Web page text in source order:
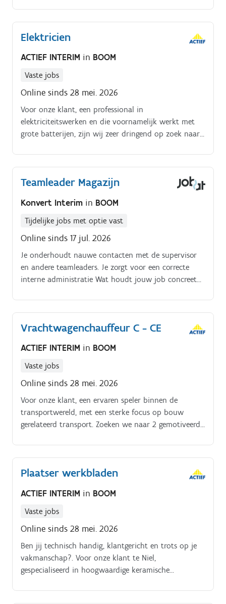
systeem, scannen en sorteren van goederen in het
magazijn.
Elektricien
ACTIEF INTERIM in BOOM
Vaste jobs
Online sinds 28 mei. 2026
Voor onze klant, een professional in
elektriciteitswerken en die voornamelijk werkt met
grote batterijen, zijn wij zeer dringend op zoek naar
Teamleader Magazijn
Konvert Interim in BOOM
Tijdelijke jobs met optie vast
Online sinds 17 jul. 2026
Je onderhoudt nauwe contacten met de supervisor
en andere teamleaders. Je zorgt voor een correcte
interne administratie Wat houdt jouw job concreet
team van ongeveer 15 magazijnmedewerkers.
Vrachtwagenchauffeur C - CE
ACTIEF INTERIM in BOOM
Vaste jobs
Online sinds 28 mei. 2026
Voor onze klant, een ervaren speler binnen de
transportwereld, met een sterke focus op bouw
gerelateerd transport. Zoeken we naar 2 gemotiveerde
Plaatser werkbladen
ACTIEF INTERIM in BOOM
Vaste jobs
Online sinds 28 mei. 2026
Ben jij technisch handig, klantgericht en trots op je
vakmanschap?. Voor onze klant te Niel,
gespecialiseerd in hoogwaardige keramische
keukenwerkbladen.